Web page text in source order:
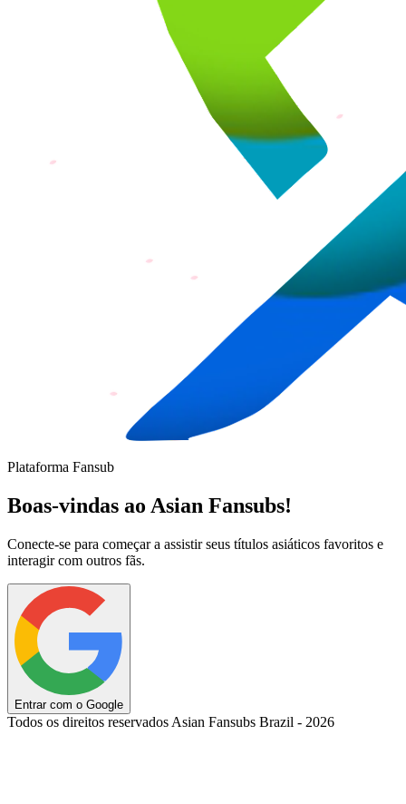
Plataforma Fansub
Boas-vindas ao Asian Fansubs!
Conecte-se para começar a assistir seus títulos asiáticos favoritos e
interagir com outros fãs.
Entrar com o Google
Todos os direitos reservados Asian Fansubs Brazil - 2026